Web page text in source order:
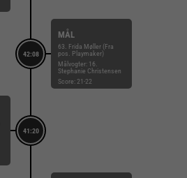
42:08
MÅL
63. Frida Møller (Fra
pos. Playmaker)
Målvogter: 16.
Stephanie Christensen
Score: 21-22
41:20